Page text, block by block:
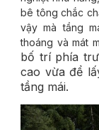
bê tông chắc
vậy mà tầng
thoáng và mát
bố trí phía
cao vừa để
tầng mái.